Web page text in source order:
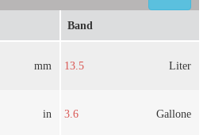
mm
in
Band
13.5 Liter
3.6 Gallone